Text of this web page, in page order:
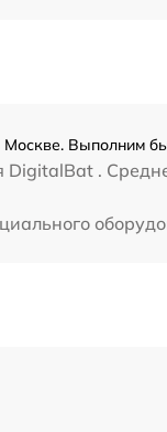
Выполним
DigitalBat .